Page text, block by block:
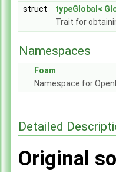
struct
typeGlobal<
Trait for
Namespaces
Foam
Namespace for
Detailed
Original